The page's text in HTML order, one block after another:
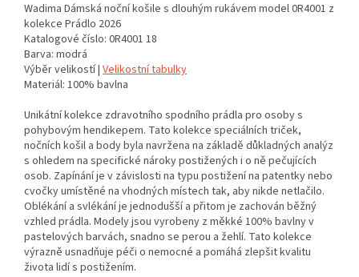
Wadima Dámská noční košile s dlouhým rukávem model 0R4001 z
kolekce Prádlo 2026
Katalogové číslo: 0R4001 18
Barva: modrá
Výběr velikostí | Velikostní tabulky
Materiál: 100% bavlna
Unikátní kolekce zdravotního spodního prádla pro osoby s
pohybovým hendikepem. Tato kolekce speciálních triček,
nočních košil a body byla navržena na základě důkladných analýz
s ohledem na specifické nároky postižených i o ně pečujících
osob. Zapínání je v závislosti na typu postižení na patentky nebo
cvočky umístěné na vhodných místech tak, aby nikde netlačilo.
Oblékání a svlékání je jednodušší a přitom je zachován běžný
vzhled prádla. Modely jsou vyrobeny z měkké 100% bavlny v
pastelových barvách, snadno se perou a žehlí. Tato kolekce
výrazně usnadňuje péči o nemocné a pomáhá zlepšit kvalitu
života lidí s postižením.